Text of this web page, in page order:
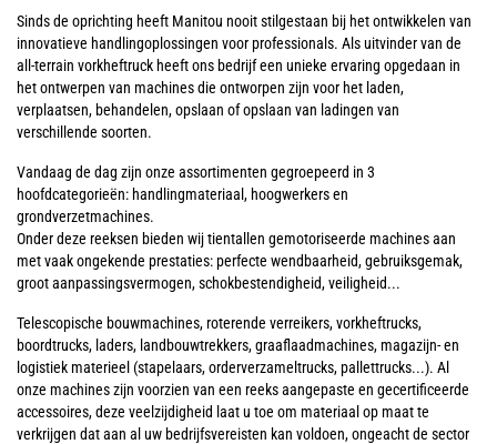
Sinds de oprichting heeft Manitou nooit stilgestaan bij het ontwikkelen van
innovatieve handlingoplossingen voor professionals. Als uitvinder van de
all-terrain vorkheftruck heeft ons bedrijf een unieke ervaring opgedaan in
het ontwerpen van machines die ontworpen zijn voor het laden,
verplaatsen, behandelen, opslaan of opslaan van ladingen van
verschillende soorten.
Vandaag de dag zijn onze assortimenten gegroepeerd in 3
hoofdcategorieën: handlingmateriaal, hoogwerkers en
grondverzetmachines.
Onder deze reeksen bieden wij tientallen gemotoriseerde machines aan
met vaak ongekende prestaties: perfecte wendbaarheid, gebruiksgemak,
groot aanpassingsvermogen, schokbestendigheid, veiligheid...
Telescopische bouwmachines, roterende verreikers, vorkheftrucks,
boordtrucks, laders, landbouwtrekkers, graaflaadmachines, magazijn- en
logistiek materieel (stapelaars, orderverzameltrucks, pallettrucks...). Al
onze machines zijn voorzien van een reeks aangepaste en gecertificeerde
accessoires, deze veelzijdigheid laat u toe om materiaal op maat te
verkrijgen dat aan al uw bedrijfsvereisten kan voldoen, ongeacht de sector